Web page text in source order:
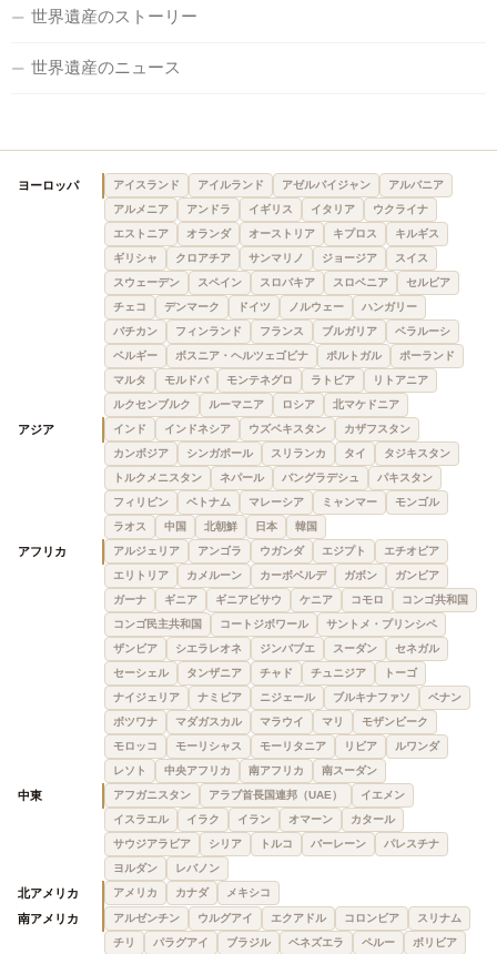
世界遺産のストーリー
世界遺産のニュース
ヨーロッパ アイスランド アイルランド アゼルバイジャン
アルバニア
アルメニア
アンドラ イギリス イタリア
ウクライナ
エストニア
オランダ オーストリア キプロス
キルギス
ギリシャ
クロアチア サンマリノ ジョージア
スイス
スウェーデン
スペイン スロバキア スロベニア
セルビア
チェコ
デンマーク ドイツ ノルウェー
ハンガリー
バチカン
フィンランド フランス ブルガリア
ベラルーシ
ベルギー
ボスニア・ヘルツェゴビナ ポルトガル
ポーランド
マルタ
モルドバ モンテネグロ ラトビア
リトアニア
ルクセンブルク
ルーマニア ロシア 北マケドニア
アジア インド インドネシア ウズベキスタン
カザフスタン
カンボジア
シンガポール スリランカ タイ
タジキスタン
トルクメニスタン
ネパール バングラデシュ
パキスタン
フィリピン
ベトナム マレーシア ミャンマー
モンゴル
ラオス
中国 北朝鮮 日本 韓国
アフリカ アルジェリア アンゴラ ウガンダ エジプト
エチオピア
エリトリア
カメルーン カーボベルデ ガボン
ガンビア
ガーナ
ギニア ギニアビサウ ケニア コモロ
コンゴ共和国
コンゴ民主共和国
コートジボワール
サントメ・プリンシペ
ザンビア
シエラレオネ ジンバブエ スーダン
セネガル
セーシェル
タンザニア チャド チュニジア
トーゴ
ナイジェリア
ナミビア ニジェール ブルキナファソ
ベナン
ボツワナ
マダガスカル マラウイ マリ
モザンビーク
モロッコ
モーリシャス モーリタニア リビア
ルワンダ
レソト
中央アフリカ 南アフリカ 南スーダン
中東 アフガニスタン アラブ首長国連邦（UAE）
イエメン
イスラエル
イラク イラン オマーン
カタール
サウジアラビア
シリア トルコ バーレーン
パレスチナ
ヨルダン
レバノン
北アメリカ アメリカ カナダ メキシコ
南アメリカ アルゼンチン ウルグアイ エクアドル コロンビア
スリナム
チリ
パラグアイ ブラジル ベネズエラ ペルー ボリビア